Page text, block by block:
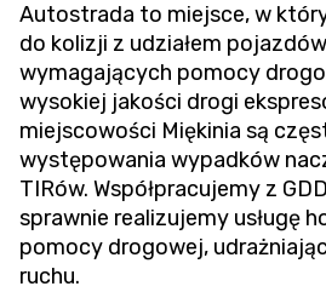
Autostrada to miejsce, w
do kolizji z udziałem
wymagających pomocy
wysokiej jakości drogi
miejscowości Miękinia są
występowania wypadków
TIRów. Współpracujemy z
sprawnie realizujemy usługę
pomocy drogowej,
ruchu.